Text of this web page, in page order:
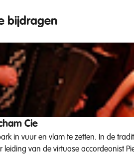
bijdragen
Cie
in vuur en vlam te zetten. In de
van de virtuose accordeonist